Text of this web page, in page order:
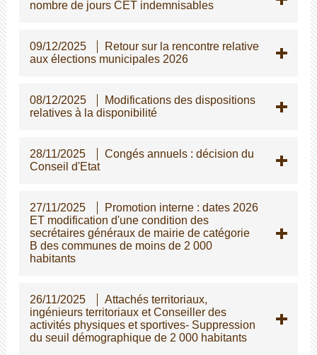
nombre de jours CET indemnisables
09/12/2025
Retour sur la rencontre relative
aux élections municipales 2026
08/12/2025
Modifications des dispositions
relatives à la disponibilité
28/11/2025
Congés annuels : décision du
Conseil d'Etat
27/11/2025
Promotion interne : dates 2026
ET modification d'une condition des
secrétaires généraux de mairie de catégorie
B des communes de moins de 2 000
habitants
26/11/2025
Attachés territoriaux,
ingénieurs territoriaux et Conseiller des
activités physiques et sportives- Suppression
du seuil démographique de 2 000 habitants